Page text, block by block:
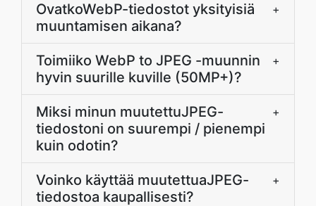
OvatkoWebP-tiedostot yksityisiä
muuntamisen aikana?
+
Toimiiko WebP to JPEG -muunnin
hyvin suurille kuville (50MP+)?
+
Miksi minun muutettuJPEG-
tiedostoni on suurempi / pienempi
kuin odotin?
+
Voinko käyttää muutettuaJPEG-
tiedostoa kaupallisesti?
+